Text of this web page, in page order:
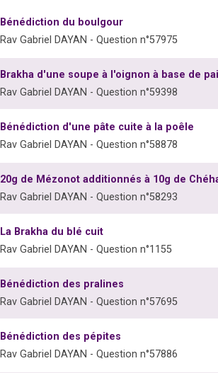
Bénédiction du boulgour
Rav Gabriel DAYAN - Question n°57975
Brakha d'une soupe à l'oignon à base de
Rav Gabriel DAYAN - Question n°59398
Bénédiction d'une pâte cuite à la poêle
Rav Gabriel DAYAN - Question n°58878
20g de Mézonot additionnés à 10g de
Rav Gabriel DAYAN - Question n°58293
La Brakha du blé cuit
Rav Gabriel DAYAN - Question n°1155
Bénédiction des pralines
Rav Gabriel DAYAN - Question n°57695
Bénédiction des pépites
Rav Gabriel DAYAN - Question n°57886